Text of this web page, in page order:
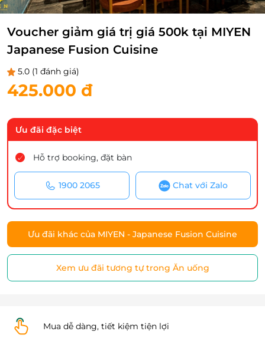
Voucher giảm giá trị giá 500k tại MIYEN
Japanese Fusion Cuisine
5.0 (1 đánh giá)
425.000 đ
Ưu đãi đặc biệt
Hỗ trợ booking, đặt bàn
1900 2065 Chat với Zalo
Ưu đãi khác của MIYEN - Japanese Fusion Cuisine
Xem ưu đãi tương tự trong Ăn uống
Mua dễ dàng, tiết kiệm tiện lợi